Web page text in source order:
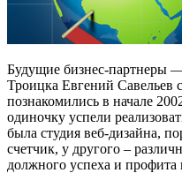
Будущие бизнес-партнеры
Троицка Евгений
познакомились в начале
одиночку успели
была студия веб-дизайна,
счетчик, у другого –
должного успеха и